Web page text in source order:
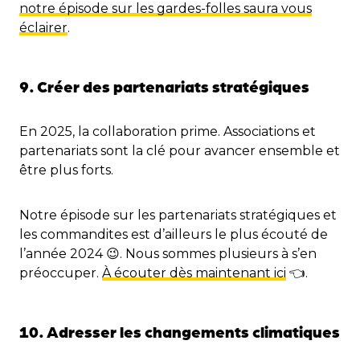
notre épisode sur les gardes-folles saura vous
éclairer.
9. Créer des partenariats stratégiques
En 2025, la collaboration prime. Associations et
partenariats sont la clé pour avancer ensemble et
être plus forts.
Notre épisode sur les partenariats stratégiques et
les commandites est d’ailleurs le plus écouté de
l’année 2024 😉. Nous sommes plusieurs à s’en
préoccuper. À écouter dès maintenant ici 👈.
10. Adresser les changements climatiques